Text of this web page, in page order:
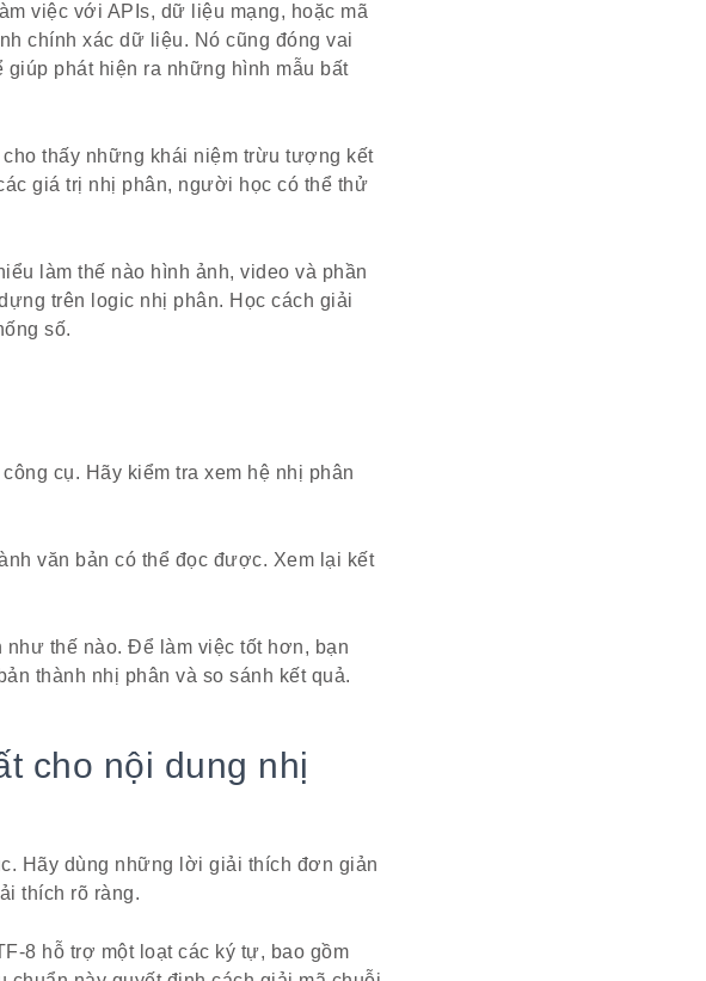
việc với APIs, dữ liệu mạng, hoặc mã
chính xác dữ liệu. Nó cũng đóng vai
phát hiện ra những hình mẫu bất
thấy những khái niệm trừu tượng kết
giá trị nhị phân, người học có thể thử
làm thế nào hình ảnh, video và phần
trên logic nhị phân. Học cách giải
số.
cụ. Hãy kiểm tra xem hệ nhị phân
văn bản có thể đọc được. Xem lại kết
như thế nào. Để làm việc tốt hơn, bạn
thành nhị phân và so sánh kết quả.
cho nội dung nhị
Hãy dùng những lời giải thích đơn giản
thích rõ ràng.
8 hỗ trợ một loạt các ký tự, bao gồm